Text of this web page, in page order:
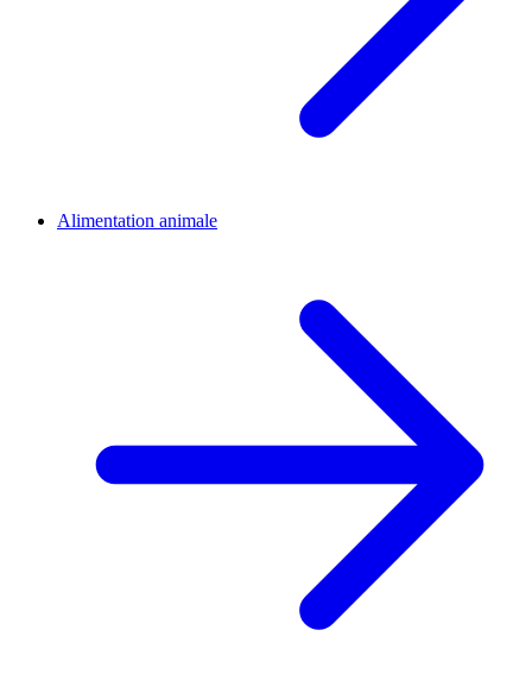
Alimentation animale